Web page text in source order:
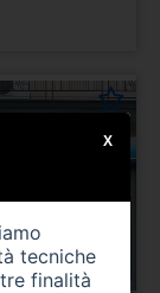
tecniche
finalità
X